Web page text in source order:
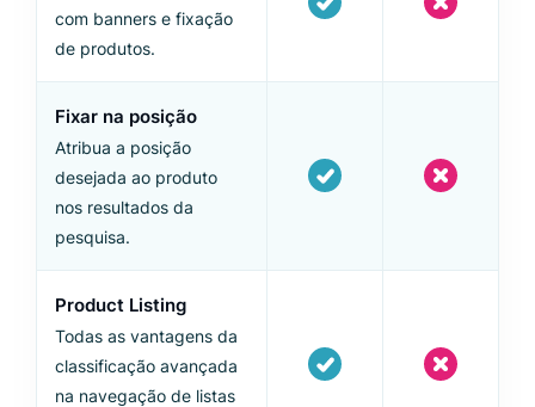
com banners e fixação
de produtos.
Fixar na posição
Atribua a posição
desejada ao produto
nos resultados da
pesquisa.
Product Listing
Todas as vantagens da
classificação avançada
na navegação de listas